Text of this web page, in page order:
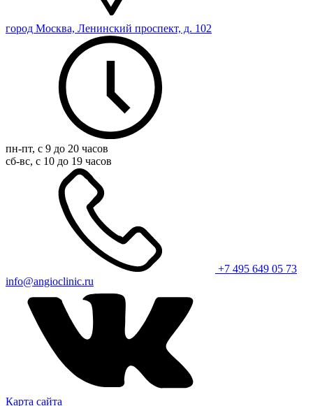
город Москва, Ленинский проспект, д. 102
пн-пт, с 9 до 20 часов
сб-вс, с 10 до 19 часов
+7 495 649 05 73
info@angioclinic.ru
Карта сайта